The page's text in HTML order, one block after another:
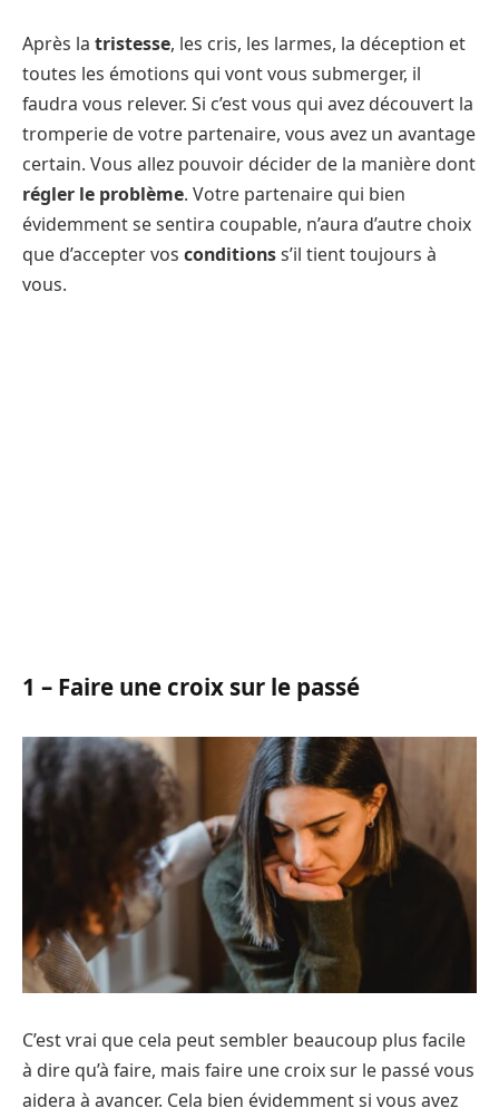
Après la tristesse, les cris, les larmes, la déception et
toutes les émotions qui vont vous submerger, il
faudra vous relever. Si c’est vous qui avez découvert la
tromperie de votre partenaire, vous avez un avantage
certain. Vous allez pouvoir décider de la manière dont
régler le problème. Votre partenaire qui bien
évidemment se sentira coupable, n’aura d’autre choix
que d’accepter vos conditionss’il tient toujours à
vous.
1 – Faire une croix sur le passé
C’est vrai que cela peut sembler beaucoup plus facile
à dire qu’à faire, mais faire une croix sur le passé vous
aidera à avancer. Cela bien évidemment si vous avez